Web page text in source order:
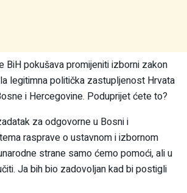
BiH pokušava promijeniti izborni zakon
legitimna politička zastupljenost Hrvata
i Hercegovine. Poduprijet ćete to?
za odgovorne u Bosni i
rasprave o ustavnom i izbornom
strane samo ćemo pomoći, ali u
Ja bih bio zadovoljan kad bi postigli